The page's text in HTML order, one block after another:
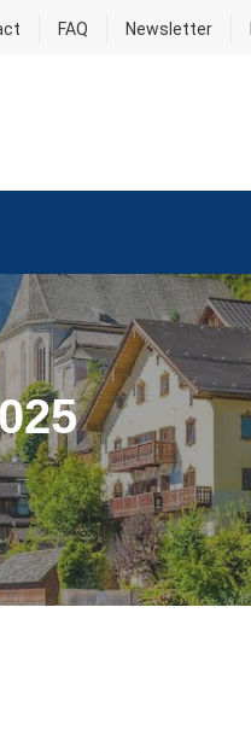
FAQ Newsletter